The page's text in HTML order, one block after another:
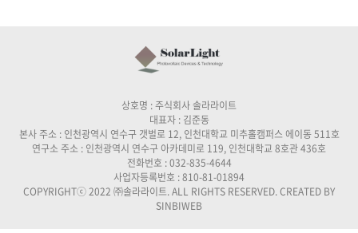
상호명 : 주식회사 솔라라이트
대표자 : 김준동
본사 주소 : 인천광역시 연수구 갯벌로 12, 인천대학교 미추홀캠퍼스 에이동 511호
연구소 주소 : 인천광역시 연수구 아카데미로 119, 인천대학교 8호관 436호
전화번호 : 032-835-4644
사업자등록번호 : 810-81-01894
COPYRIGHTⓒ 2022 ㈜솔라라이트. ALL RIGHTS RESERVED. CREATED BY
SINBIWEB